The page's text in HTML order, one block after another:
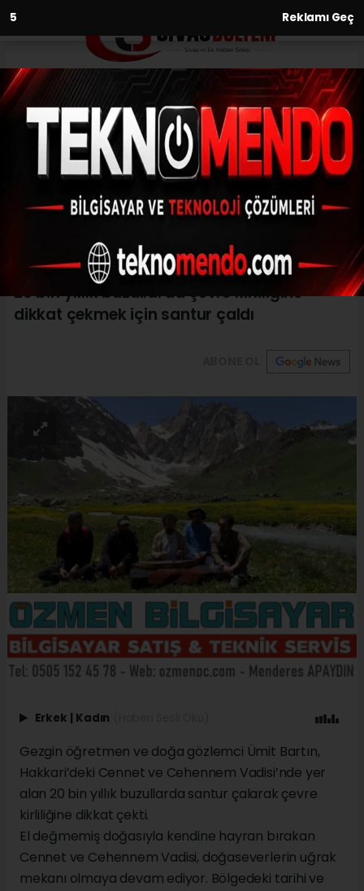
3 Reklamı Geç
Anasayfa
20 bin yıllık buzullarda çevre
kirliliğine dikkat çekmek için
santur çaldı
(İHA) - İhlas Haber Ajansı | 29.06.2024 - 18:30, Güncelleme:
20 bin yıllık buzullarda çevre kirliliğine
dikkat çekmek için santur çaldı
Erkek | Kadın
Gezgin öğretmen ve doğa gözlemci Ümit Bartın,
Hakkari’deki Cennet ve Cehennem Vadisi’nde yer
alan 20 bin yıllık buzullarda santur çalarak çevre
kirliliğine dikkat çekti.
El değmemiş doğasıyla kendine hayran bırakan
Cennet ve Cehennem Vadisi, doğaseverlerin uğrak
mekanı olmaya devam ediyor. Bölgedeki tarihi ve